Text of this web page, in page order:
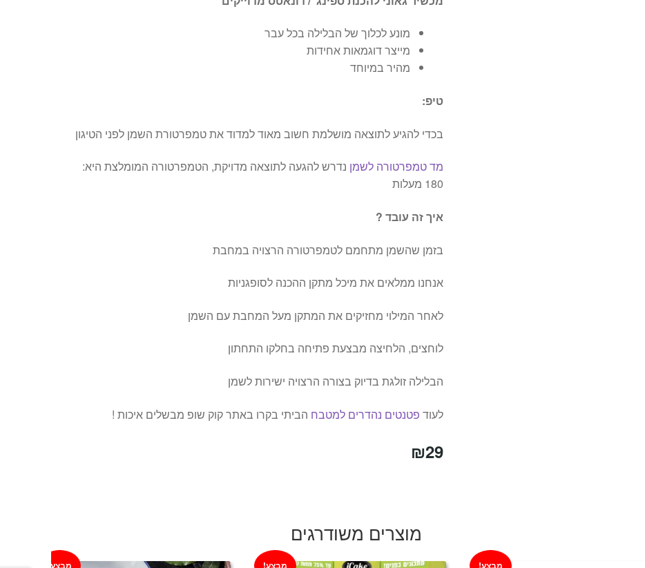
מונע לכלוך של הבלילה בכל עבר
מייצר דוגמאות אחידות
מהיר במיוחד
טיפ:
בכדי להגיע לתוצאה מושלמת חשוב מאוד למדוד את טמפרטורת השמן לפני הטיגון
מד טמפרטורה לשמן נדרש להגעה לתוצאה מדויקת, הטמפרטורה המומלצת היא:
180 מעלות
איך זה עובד ?
בזמן שהשמן מתחמם לטמפרטורה הרצויה במחבת
אנחנו ממלאים את מיכל מתקן ההכנה לסופגניות
לאחר המילוי מחזיקים את המתקן מעל המחבת עם השמן
לוחצים, הלחיצה מבצעת פתיחה בחלקו התחתון
הבלילה זולגת בדיוק בצורה הרצויה ישירות לשמן
לעוד פטנטים נהדרים למטבח הביתי בקרו באתר קוק שופ מבשלים איכות !
₪29
מוצרים משודרגים
מבצע! מבצע! מבצע!